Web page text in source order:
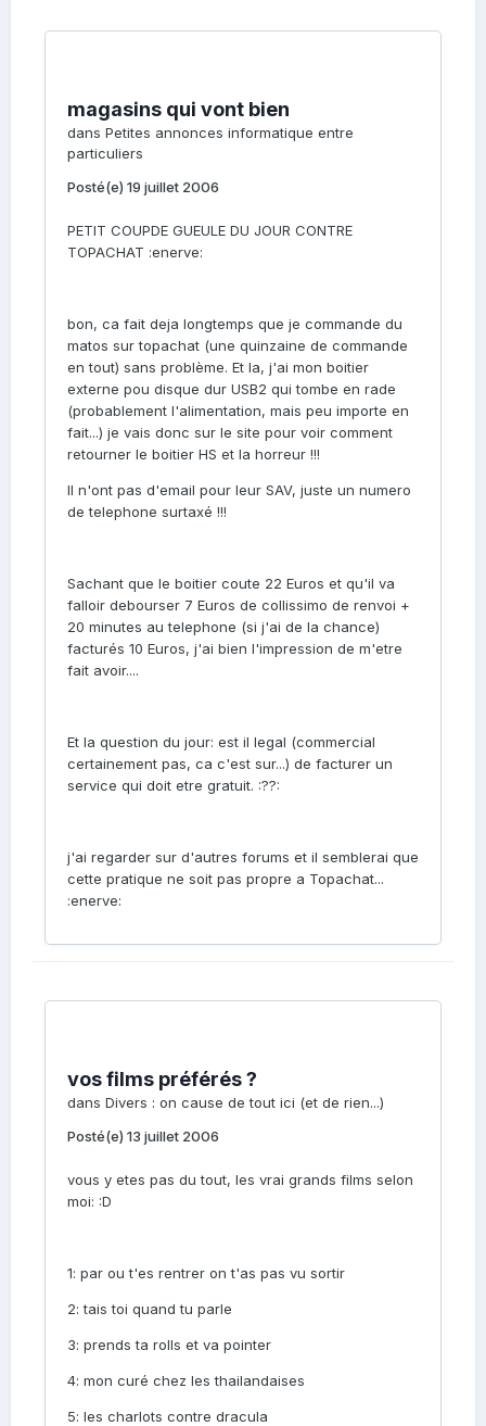
magasins qui vont bien
dans Petites annonces informatique entre
particuliers
Posté(e) 19 juillet 2006
PETIT COUPDE GUEULE DU JOUR CONTRE
TOPACHAT :enerve:
bon, ca fait deja longtemps que je commande du
matos sur topachat (une quinzaine de commande
en tout) sans problème. Et la, j'ai mon boitier
externe pou disque dur USB2 qui tombe en rade
(probablement l'alimentation, mais peu importe en
fait...) je vais donc sur le site pour voir comment
retourner le boitier HS et la horreur !!!
Il n'ont pas d'email pour leur SAV, juste un numero
de telephone surtaxé !!!
Sachant que le boitier coute 22 Euros et qu'il va
falloir debourser 7 Euros de collissimo de renvoi +
20 minutes au telephone (si j'ai de la chance)
facturés 10 Euros, j'ai bien l'impression de m'etre
fait avoir....
Et la question du jour: est il legal (commercial
certainement pas, ca c'est sur...) de facturer un
service qui doit etre gratuit. :??:
j'ai regarder sur d'autres forums et il semblerai que
cette pratique ne soit pas propre a Topachat...
:enerve:
vos films préférés ?
dans Divers : on cause de tout ici (et de rien...)
Posté(e) 13 juillet 2006
vous y etes pas du tout, les vrai grands films selon
moi: :D
1: par ou t'es rentrer on t'as pas vu sortir
2: tais toi quand tu parle
3: prends ta rolls et va pointer
4: mon curé chez les thailandaises
5: les charlots contre dracula